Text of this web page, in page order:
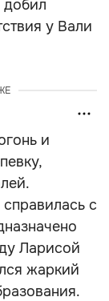
добил
у Вали
и
с
Ларисой
жаркий